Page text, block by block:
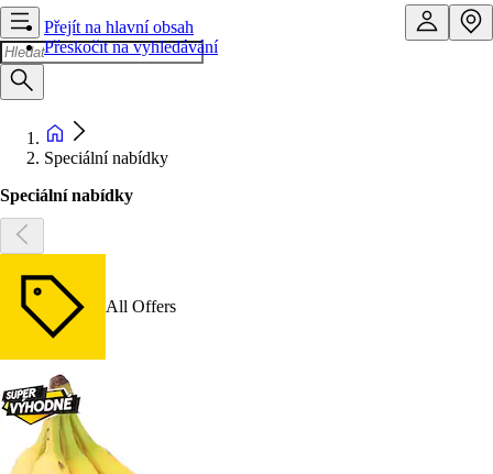
Přejít na hlavní obsah
Přeskočit na vyhledávání
Speciální nabídky
Speciální nabídky
All Offers